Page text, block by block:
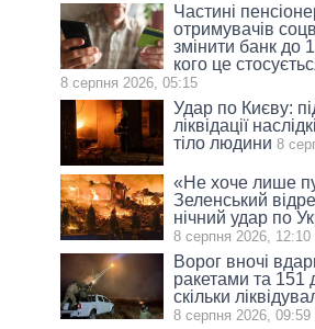
Частині
отримувачів
змінити банк до
кого це
8 серпня 2026, 05:15
Удар по Києву:
ліквідації
тіло людини 8
«Не хоче лише
Зеленський
нічний удар по
8 серпня 2026, 12:10
Ворог вночі
ракетами та 151
скільки
8 серпня 2026, 09:59